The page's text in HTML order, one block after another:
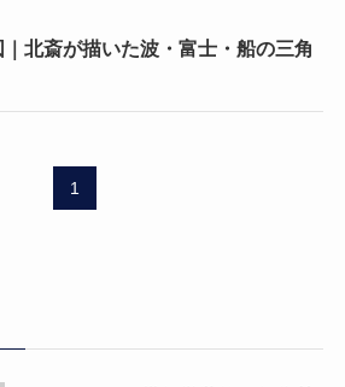
北斎が描いた波・富士・船の三角
1